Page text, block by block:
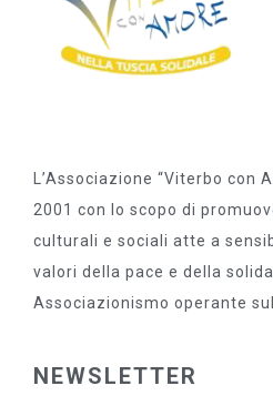
L’Associazione “Viterbo con
2001 con lo scopo di
culturali e sociali atte a
valori della pace e della
Associazionismo operante
NEWSLETTER